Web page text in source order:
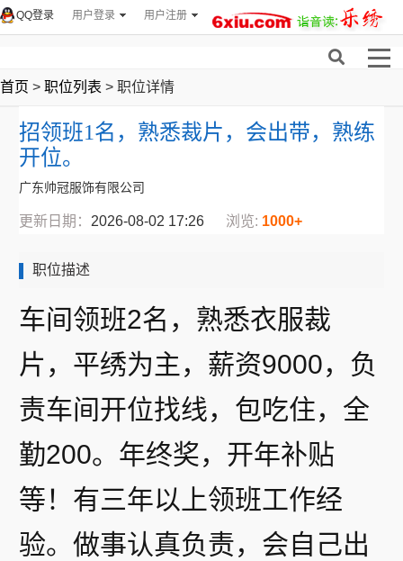
用户登录 用户注册
QQ登录
首页 > 职位列表 > 职位详情
招领班1名，熟悉裁片，会出带，熟练
开位。
广东帅冠服饰有限公司
更新日期： 2026-08-02 17:26 浏览: 1000+
职位描述
车间领班2名，熟悉衣服裁
片，平绣为主，薪资9000，负
责车间开位找线，包吃住，全
勤200。年终奖，开年补贴
等！有三年以上领班工作经
验。做事认真负责，会自己出